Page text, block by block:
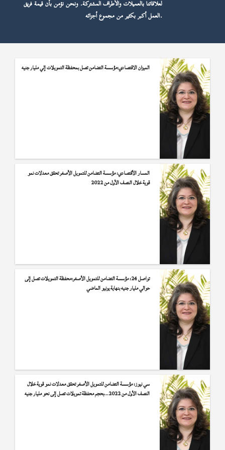
لعلاقاتنا بالعميلات الدين، أو وضع الإعاقة، أو غير ذلك؛ ومعاملة جميع العميلات بشكل
الميزان الاقتصادي:مؤسسة التضامن تصل بمحفظة التمويلات إلي مليار جنيه
المسار الأقتصادي: مؤسسة التضامن للتمويل الأصغر تحقق معدلات نمو
قوية خلال النصف الأول من 2022
تواصل 24: مؤسسة التضامن للتمويل الأصغر:محفظة التمويلات تصل إلى
حوالي مليار جنيه بنهاية يونيو الماضي
سي نيوز: مؤسسة التضامن للتمويل الأصغر تحقق معدلات نمو قوية خلال
النصف الأول من 2022…بحجم محفظة تمويلات تصل إلى نحو مليار جنيه